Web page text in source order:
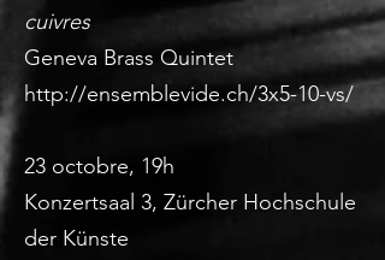
cuivres
Geneva Brass Quintet
http://ensemblevide.ch/3x5-10-vs/
23 octobre, 19h
Konzertsaal 3, Zürcher Hochschule
der Künste